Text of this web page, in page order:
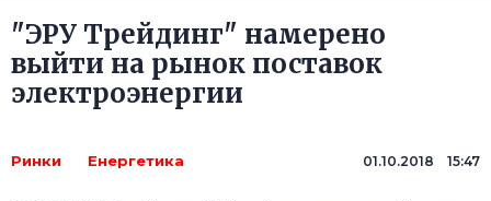
"ЭРУ Трейдинг" намерено
выйти на рынок поставок
электроэнергии
Ринки Енергетика 01.10.2018 15:47